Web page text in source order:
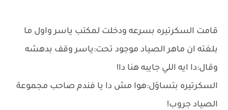
قامت السكرتيره بسرعه ودخلت لمكتب ياسر واول ما
بلغته ان ماهر الصياد موجود تحت:ياسر وقف بدهشه
وقال:دا ايه اللي جايبه هنا دا!
السكرتيره بتساؤل:هوا مش دا يا فندم صاحب مجموعة
الصياد جروب!